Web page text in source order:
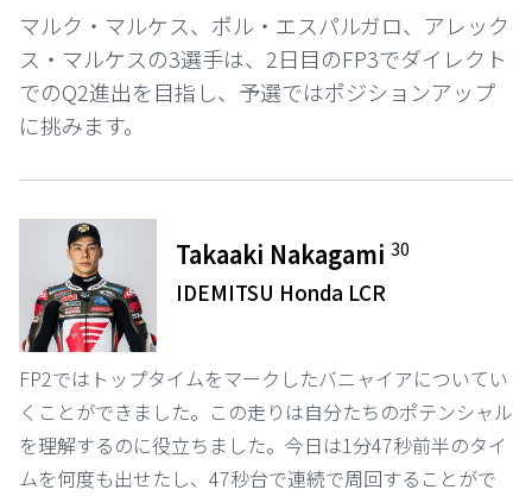
マルク・マルケス、ポル・エスパルガロ、アレック
ス・マルケスの3選手は、2日目のFP3でダイレクト
でのQ2進出を目指し、予選ではポジションアップ
に挑みます。
Takaaki Nakagami30
IDEMITSU Honda LCR
FP2ではトップタイムをマークしたバニャイアについてい
くことができました。この走りは自分たちのポテンシャル
を理解するのに役立ちました。今日は1分47秒前半のタイ
ムを何度も出せたし、47秒台で連続で周回することがで